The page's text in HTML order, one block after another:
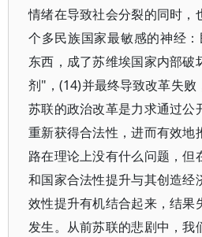
情绪在导致社会分裂的同时，
个多民族国家最敏感的神经
东西，成了苏维埃国家内部破
剂"，(14)并最终导致改革失败
苏联的政治改革是力求通过公
重新获得合法性，进而有效地
路在理论上没有什么问题，但
和国家合法性提升与其创造经
效性提升有机结合起来，结果
发生。从前苏联的悲剧中，我